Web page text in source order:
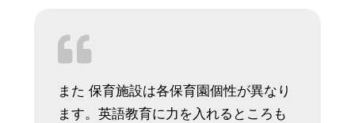
また 保育施設は各保育園個性が異なり
ます。英語教育に力を入れるところも